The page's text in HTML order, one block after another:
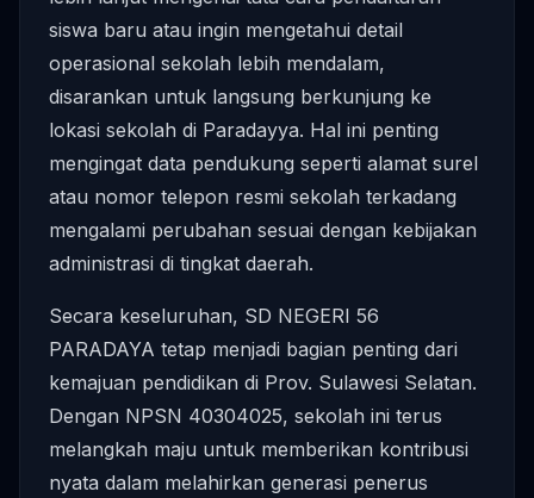
siswa baru atau ingin mengetahui detail
operasional sekolah lebih mendalam,
disarankan untuk langsung berkunjung ke
lokasi sekolah di Paradayya. Hal ini penting
mengingat data pendukung seperti alamat surel
atau nomor telepon resmi sekolah terkadang
mengalami perubahan sesuai dengan kebijakan
administrasi di tingkat daerah.
Secara keseluruhan, SD NEGERI 56
PARADAYA tetap menjadi bagian penting dari
kemajuan pendidikan di Prov. Sulawesi Selatan.
Dengan NPSN 40304025, sekolah ini terus
melangkah maju untuk memberikan kontribusi
nyata dalam melahirkan generasi penerus